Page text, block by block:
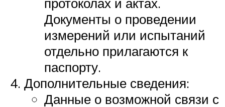
Документы о проведении
измерений или испытаний
отдельно прилагаются к
паспорту.
Дополнительные сведения:
Данные о возможной связи с